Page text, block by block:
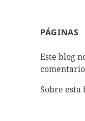
PÁGINAS
Este blog
Sobre